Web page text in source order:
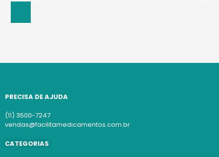
PRECISA DE AJUDA
(11) 3500-7247
vendas@facilitamedicamentos.com.br
CATEGORIAS